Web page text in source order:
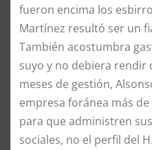
fueron encima los
Martínez resultó ser un
También acostumbra
suyo y no debiera rendir
meses de gestión,
empresa foránea más
para que administren
sociales, no el perfil del